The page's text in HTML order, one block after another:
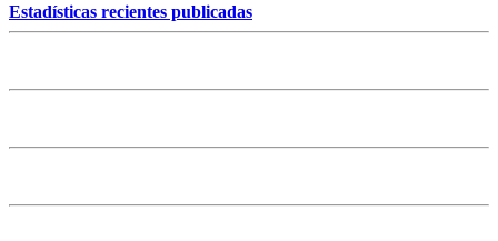
Estadísticas recientes publicadas